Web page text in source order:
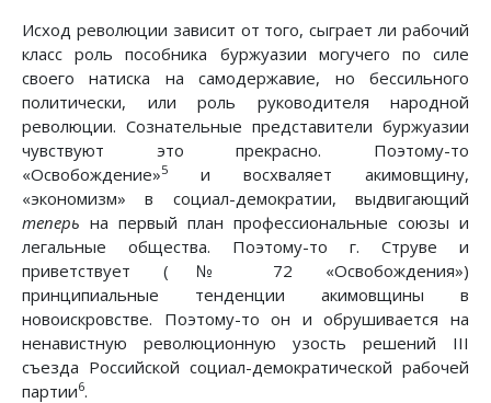
Исход революции зависит от того, сыграет ли рабочий
класс роль пособника буржуазии могучего по силе
своего натиска на самодержавие, но бессильного
политически, или роль руководителя народной
революции. Сознательные представители буржуазии
чувствуют это прекрасно. Поэтому-то
«Освобождение»5
и восхваляет акимовщину,
«экономизм» в социал-демократии, выдвигающий
теперь на первый план профессиональные союзы и
легальные общества. Поэтому-то г. Струве и
приветствует (№ 72 «Освобождения»)
принципиальные тенденции акимовщины в
новоискровстве. Поэтому-то он и обрушивается на
ненавистную революционную узость решений III
съезда Российской социал-демократической рабочей
партии6.